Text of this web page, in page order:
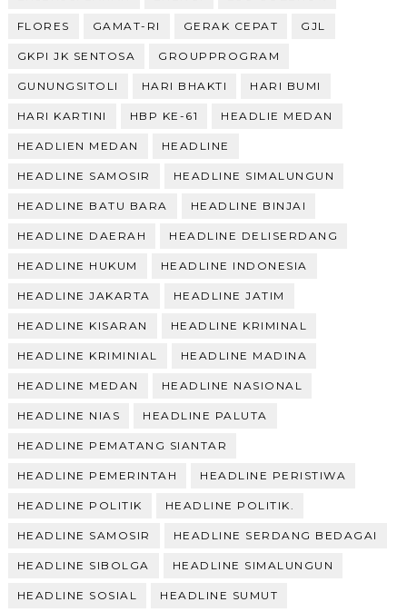
FLORES GAMAT-RI GERAK CEPAT GJL
GKPI JK SENTOSA GROUPPROGRAM
GUNUNGSITOLI HARI BHAKTI HARI BUMI
HARI KARTINI HBP KE-61 HEADLIE MEDAN
HEADLIEN MEDAN HEADLINE
HEADLINE SAMOSIR HEADLINE SIMALUNGUN
HEADLINE BATU BARA HEADLINE BINJAI
HEADLINE DAERAH HEADLINE DELISERDANG
HEADLINE HUKUM HEADLINE INDONESIA
HEADLINE JAKARTA HEADLINE JATIM
HEADLINE KISARAN HEADLINE KRIMINAL
HEADLINE KRIMINIAL HEADLINE MADINA
HEADLINE MEDAN HEADLINE NASIONAL
HEADLINE NIAS HEADLINE PALUTA
HEADLINE PEMATANG SIANTAR
HEADLINE PEMERINTAH HEADLINE PERISTIWA
HEADLINE POLITIK HEADLINE POLITIK.
HEADLINE SAMOSIR HEADLINE SERDANG BEDAGAI
HEADLINE SIBOLGA HEADLINE SIMALUNGUN
HEADLINE SOSIAL HEADLINE SUMUT